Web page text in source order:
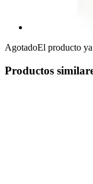
AgotadoEl producto
Productos